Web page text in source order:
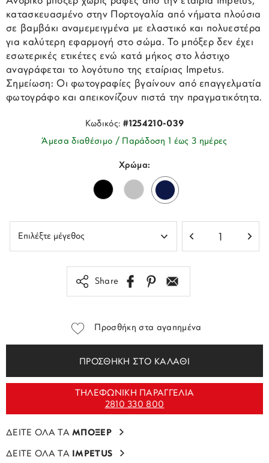
κατασκευασμένο στην Πορτογαλία από νήματα πλούσια
σε βαμβάκι αναμεμειγμένα με ελαστικό και πολυεστέρα
για καλύτερη εφαρμογή στο σώμα. Το μπόξερ δεν έχει
εσωτερικές ετικέτες ενώ κατά μήκος στο λάστιχο
αναγράφεται το λογότυπο της εταίριας Impetus.
Σημείωση: Οι φωτογραφίες βγαίνουν από επαγγελματία
φωτογράφο και απεικονίζουν πιστά την πραγματικότητα.
Κωδικός: #1254210-039
Άμεσα διαθέσιμο / Παράδοση 1 έως 3 ημέρες
Χρώμα:
Share
Προσθήκη στα αγαπημένα
ΠΡΟΣΘΗΚΗ ΣΤΟ ΚΑΛΑΘΙ
ΤΗΛΕΦΩΝΙΚΗ ΠΑΡΑΓΓΕΛΙΑ
2810 330 800
ΔΕΙΤΕ ΟΛΑ ΤΑΜΠΟΞΕΡ
ΔΕΙΤΕ ΟΛΑ ΤΑ IMPETUS